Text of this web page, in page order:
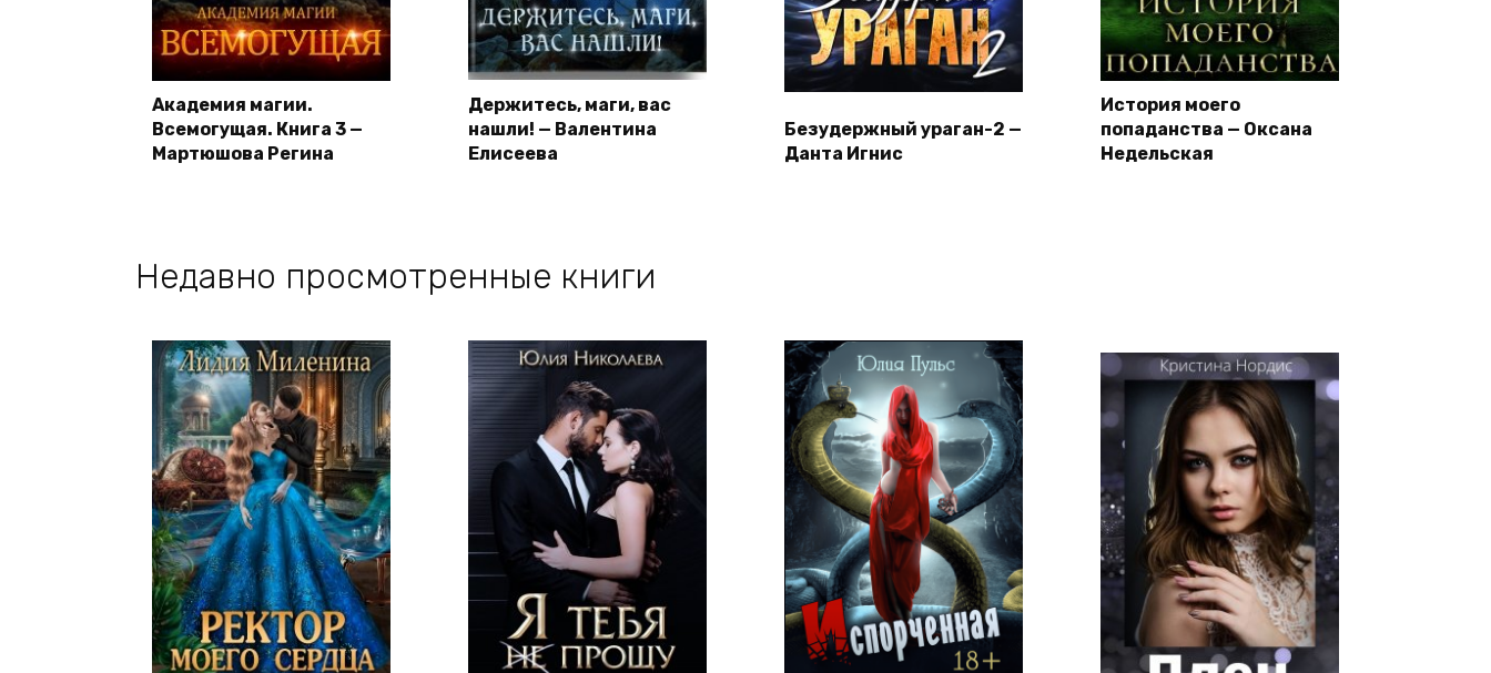
Академия магии.
Всемогущая. Книга 3 —
Мартюшова Регина
Держитесь, маги, вас
нашли! — Валентина
Елисеева
Безудержный ураган-2 —
Данта Игнис
История моего
попаданства — Оксана
Недельская
Недавно просмотренные книги